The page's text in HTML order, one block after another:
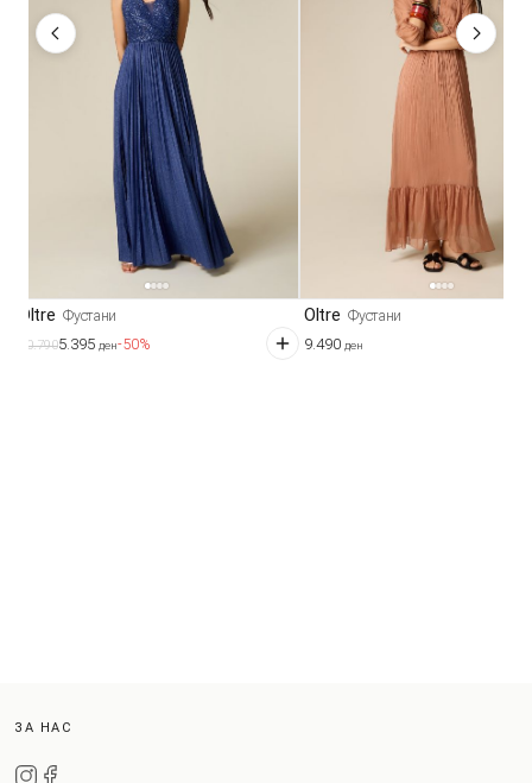
Oltre Фустани
10.7905.395 ден-50%
Oltre Фустани
9.490 ден
ЗА НАС